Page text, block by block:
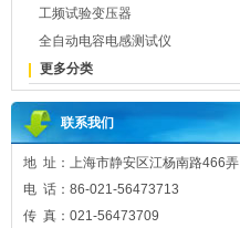
工频试验变压器
全自动电容电感测试仪
更多分类
联系我们
地 址：上海市静安区江杨南路466弄
电 话：86-021-56473713
传 真：021-56473709